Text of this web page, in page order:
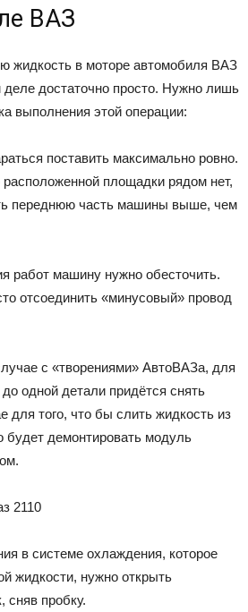
ВАЗ
жидкость в моторе автомобиля ВАЗ
деле достаточно просто. Нужно лишь
выполнения этой операции:
поставить максимально ровно.
расположенной площадки рядом нет,
переднюю часть машины выше, чем
работ машину нужно обесточить.
отсоединить «минусовый» провод
с «творениями» АвтоВАЗа, для
одной детали придётся снять
для того, что бы слить жидкость из
будет демонтировать модуль
в системе охлаждения, которое
жидкости, нужно открыть
сняв пробку.